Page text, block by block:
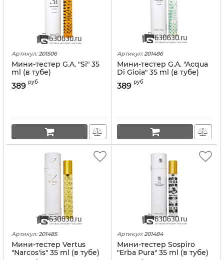
Артикул: 201506
Мини-тестер G.A. "Si" 35
ml (в тубе)
389 руб
Артикул: 201486
Мини-тестер G.A. "Acqua
Di Gioia" 35 ml (в тубе)
389 руб
Артикул: 201485
Мини-тестер Vertus
"Narcos'is" 35 ml (в тубе)
Артикул: 201484
Мини-тестер Sospiro
"Erba Pura" 35 ml (в тубе)